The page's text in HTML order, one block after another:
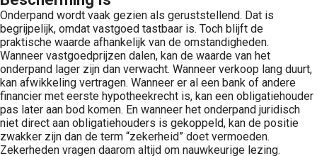
Onderpand wordt vaak gezien als geruststellend. Dat is
begrijpelijk, omdat vastgoed tastbaar is. Toch blijft de
praktische waarde afhankelijk van de omstandigheden.
Wanneer vastgoedprijzen dalen, kan de waarde van het
onderpand lager zijn dan verwacht. Wanneer verkoop lang duurt,
kan afwikkeling vertragen. Wanneer er al een bank of andere
financier met eerste hypotheekrecht is, kan een obligatiehouder
pas later aan bod komen. En wanneer het onderpand juridisch
niet direct aan obligatiehouders is gekoppeld, kan de positie
zwakker zijn dan de term “zekerheid” doet vermoeden.
Zekerheden vragen daarom altijd om nauwkeurige lezing.